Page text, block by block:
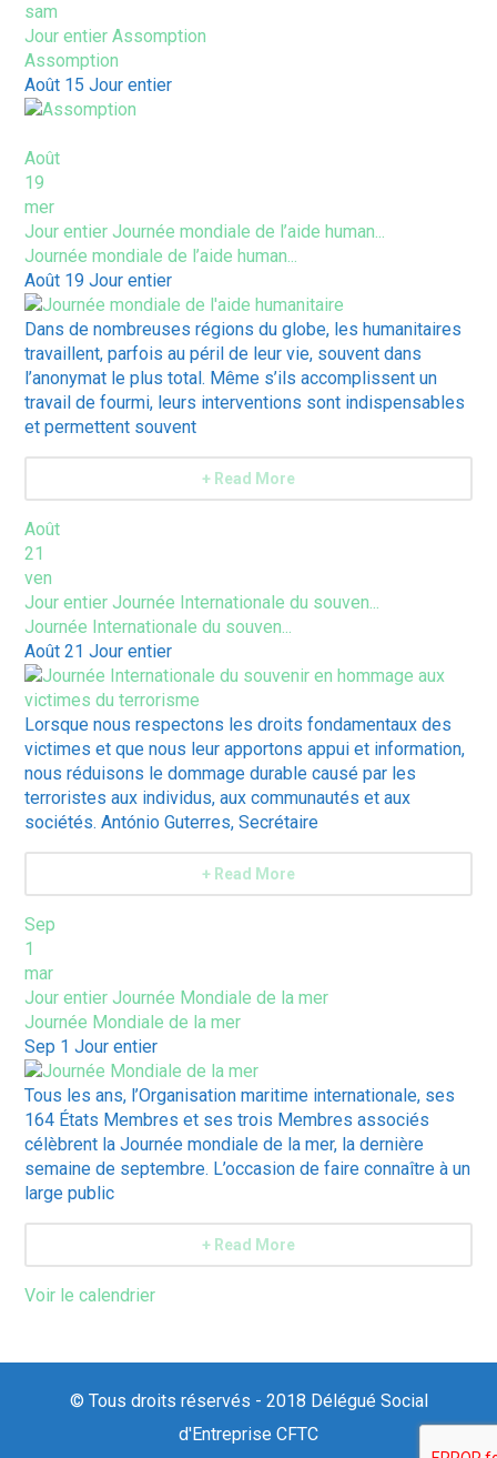
sam
Jour entierAssomption
Assomption
Août 15Jour entier
Août
19
mer
Jour entierJournée mondiale de l’aide human...
Journée mondiale de l’aide human...
Août 19Jour entier
Dans de nombreuses régions du globe, les humanitaires
travaillent, parfois au péril de leur vie, souvent dans
l’anonymat le plus total. Même s’ils accomplissent un
travail de fourmi, leurs interventions sont indispensables
et permettent souvent
+ Read More
Août
21
ven
Jour entierJournée Internationale du souven...
Journée Internationale du souven...
Août 21Jour entier
Lorsque nous respectons les droits fondamentaux des
victimes et que nous leur apportons appui et information,
nous réduisons le dommage durable causé par les
terroristes aux individus, aux communautés et aux
sociétés. António Guterres, Secrétaire
+ Read More
Sep
1
mar
Jour entierJournée Mondiale de la mer
Journée Mondiale de la mer
Sep 1Jour entier
Tous les ans, l’Organisation maritime internationale, ses
164 États Membres et ses trois Membres associés
célèbrent la Journée mondiale de la mer, la dernière
semaine de septembre. L’occasion de faire connaître à un
large public
+ Read More
Voir le calendrier
© Tous droits réservés - 2018 Délégué Social
d'Entreprise CFTC